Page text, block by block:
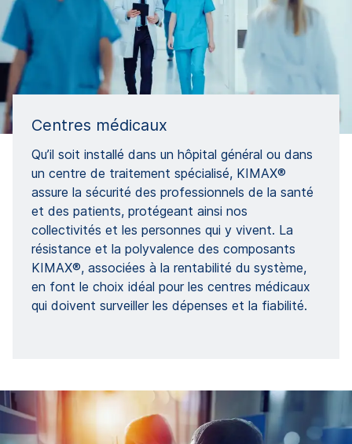
Centres médicaux
Qu’il soit installé dans un hôpital général ou dans
un centre de traitement spécialisé, KIMAX®
assure la sécurité des professionnels de la santé
et des patients, protégeant ainsi nos
collectivités et les personnes qui y vivent. La
résistance et la polyvalence des composants
KIMAX®, associées à la rentabilité du système,
en font le choix idéal pour les centres médicaux
qui doivent surveiller les dépenses et la fiabilité.